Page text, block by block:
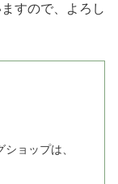
すので、よろし
ョップは、